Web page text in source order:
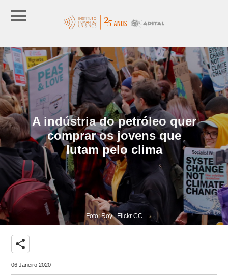
A indústria do petróleo quer
comprar os jovens que
lutam pelo clima
Foto: Roy | Flickr CC
share
06 Janeiro 2020